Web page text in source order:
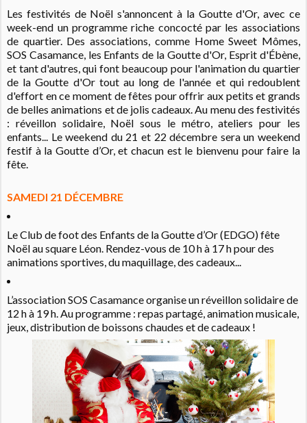
Les festivités de Noël s'annoncent à la Goutte d'Or, avec ce
week-end un programme riche concocté par les associations
de quartier. Des associations, comme Home Sweet Mômes,
SOS Casamance, les Enfants de la Goutte d'Or, Esprit d'Ébène,
et tant d'autres, qui font beaucoup pour l'animation du quartier
de la Goutte d'Or tout au long de l'année et qui redoublent
d'effort en ce moment de fêtes pour offrir aux petits et grands
de belles animations et de jolis cadeaux.Au menu des festivités
: réveillon solidaire, Noël sous le métro, ateliers pour les
enfants... Le weekend du 21 et 22 décembre sera un weekend
festif à la Goutte d’Or, et chacun est le bienvenu pour faire la
fête.
SAMEDI 21 DÉCEMBRE
Le Club de foot des Enfants de la Goutte d’Or (EDGO) fête
Noël au square Léon. Rendez-vous de 10 h à 17 h pour des
animations sportives, du maquillage, des cadeaux...
L’association SOS Casamance organise un réveillon solidaire de
12 h à 19 h. Au programme : repas partagé, animation musicale,
jeux, distribution de boissons chaudes et de cadeaux !